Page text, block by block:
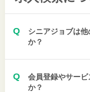
Q
シニアジョブは
か？
Q
会員登録やサー
か？